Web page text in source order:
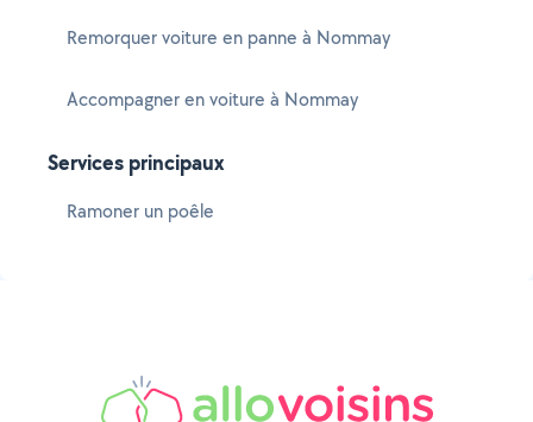
Remorquer voiture en panne à Nommay
Accompagner en voiture à Nommay
Services principaux
Ramoner un poêle